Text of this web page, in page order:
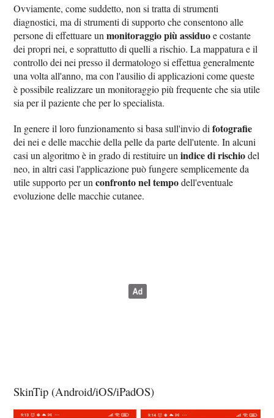
Ovviamente, come suddetto, non si tratta di strumenti
diagnostici, ma di strumenti di supporto che consentono alle
persone di effettuare unmonitoraggio più assiduoe costante
dei propri nei, e soprattutto di quelli a rischio. La mappatura e il
controllo dei nei presso il dermatologo si effettua generalmente
una volta all'anno, ma con l'ausilio di applicazioni come queste
è possibile realizzare un monitoraggio più frequente che sia utile
sia per il paziente che per lo specialista.
In genere il loro funzionamento si basa sull'invio difotografie
dei nei e delle macchie della pelle da parte dell'utente. In alcuni
casi un algoritmo è in grado di restituire unindice di rischiodel
neo, in altri casi l'applicazione può fungere semplicemente da
utile supporto per unconfronto nel tempodell'eventuale
evoluzione delle macchie cutanee.
SkinTip (Android/iOS/iPadOS)